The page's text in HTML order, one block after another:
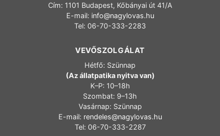
Cím: 1101 Budapest, Kőbányai út 41/A
E-mail: info@nagylovas.hu
Tel: 06-70-333-2283
VEVŐSZOLGÁLAT
Hétfő: Szünnap
(Az állatpatika nyitva van)
K–P: 10–18h
Szombat: 9–13h
Vasárnap: Szünnap
E-mail: rendeles@nagylovas.hu
Tel: 06-70-333-2287